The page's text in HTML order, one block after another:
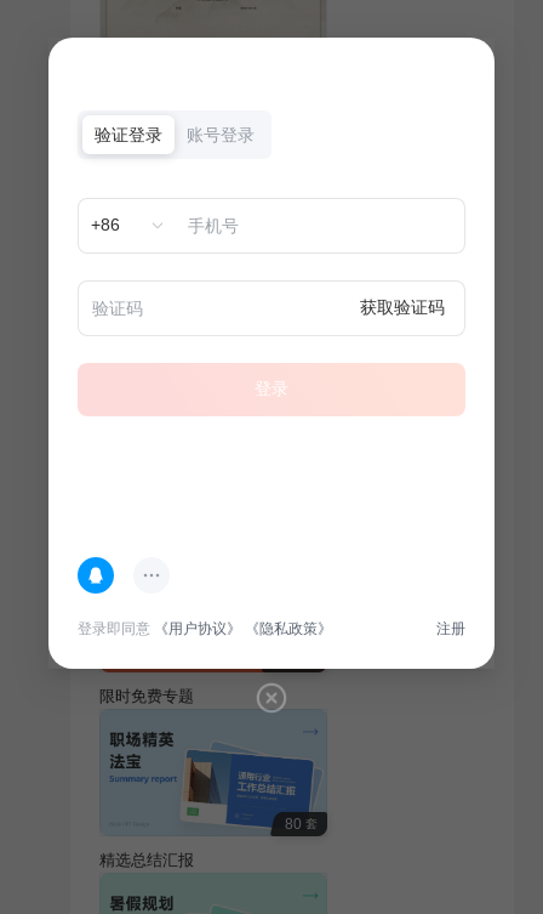
限时免费专题
80 套
精选总结汇报
验证登录 账号登录
+86
获取验证码
登录
登录即同意 《用户协议》 《隐私政策》 注册